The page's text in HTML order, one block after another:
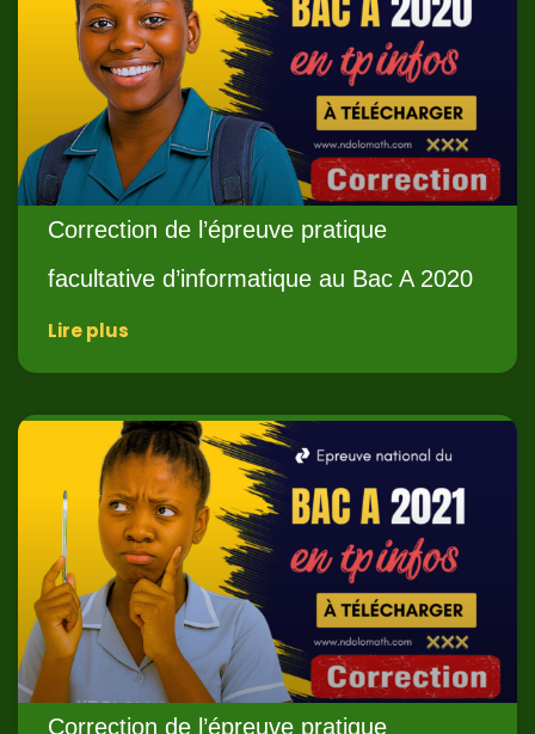
Correction de l’épreuve pratique
facultative d’informatique au Bac A 2020
Lire plus
Correction de l’épreuve pratique